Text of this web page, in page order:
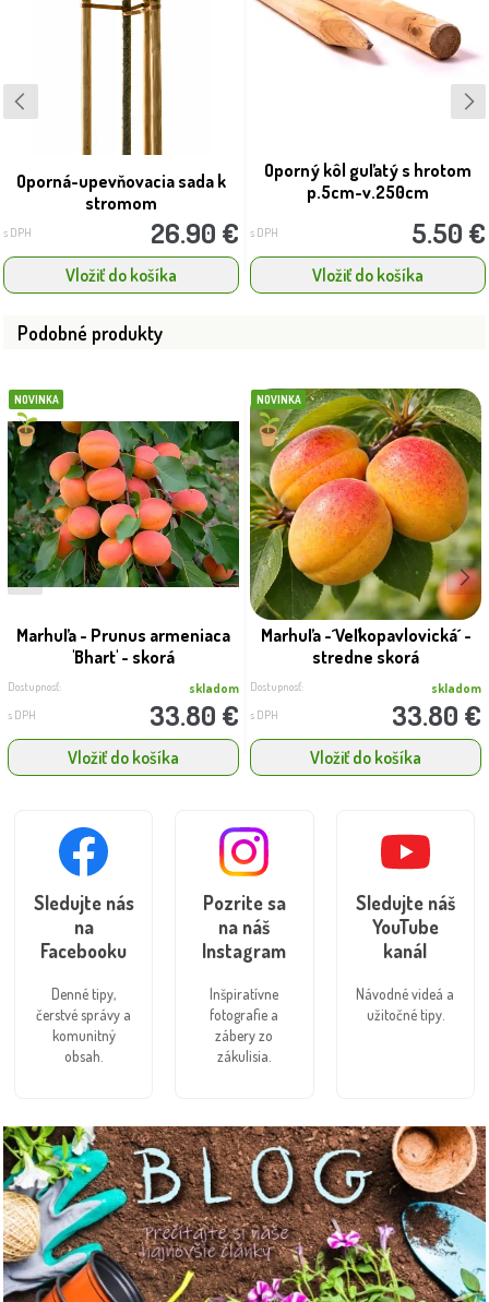
Oporná-upevňovacia sada k
stromom
s DPH 26.90 €
Vložiť do košíka
Oporný kôl guľatý s hrotom
p.5cm-v.250cm
s DPH 5.50 €
Vložiť do košíka
Podobné produkty
NOVINKA
Marhuľa - Prunus armeniaca
'Bhart' - skorá
Dostupnosť: skladom
s DPH 33.80 €
Vložiť do košíka
NOVINKA
Marhuľa -´Veľkopavlovická´ -
stredne skorá
Dostupnosť: skladom
s DPH 33.80 €
Vložiť do košíka
Sledujte nás
na
Facebooku
Denné tipy,
čerstvé správy a
komunitný
obsah.
Pozrite sa
na náš
Instagram
Inšpiratívne
fotografie a
zábery zo
zákulisia.
Sledujte náš
YouTube
kanál
Návodné videá a
užitočné tipy.